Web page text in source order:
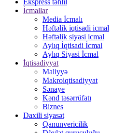
Ekspress təhlil
İcmallar
Media İcmalı
Həftəlik iqtisadi icmal
Həftəlik siyasi icmal
Aylıq İqtisadi İcmal
Aylıq Siyasi İcmal
İqtisadiyyat
Maliyyə
Makroiqtisadiyyat
Sənaye
Kənd təsərrüfatı
Biznes
Daxili siyasət
Qanunvericilik